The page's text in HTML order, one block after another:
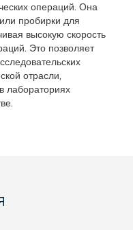
операций. Она
пробирки для
высокую скорость
Это позволяет
отрасли,
лабораториях